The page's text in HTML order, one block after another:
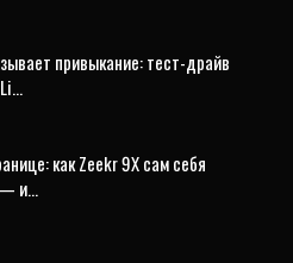
привыкание: тест-драйв
как Zeekr 9X сам себя
— и…